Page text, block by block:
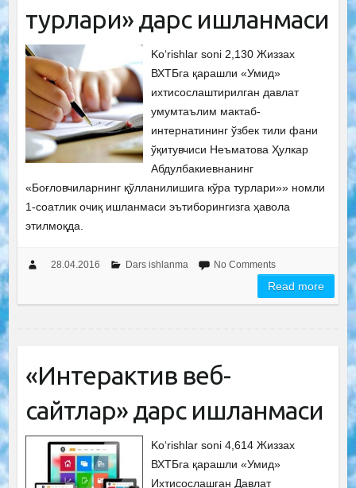
турлари» дарс ишланмаси
Ko‘rishlar soni 2,130 Жиззах
ВХТБга қарашли «Умид»
ихтисослаштирилган давлат
умумтаълим мактаб-
интернатининг ўзбек тили фани
ўқитувчиси Неъматова Ҳулкар
Абдулбакиевнанинг
«Боғловчиларнинг қўлланилишига кўра турлари»» номли
1-соатлик очиқ ишланмаси эътиборингизга ҳавола
этилмоқда.
28.04.2016 Dars ishlanma No Comments
Read more
«Интерактив веб-
сайтлар» дарс ишланмаси
Ko‘rishlar soni 4,614 Жиззах
ВХТБга қарашли «Умид»
Ихтисослашган Давлат